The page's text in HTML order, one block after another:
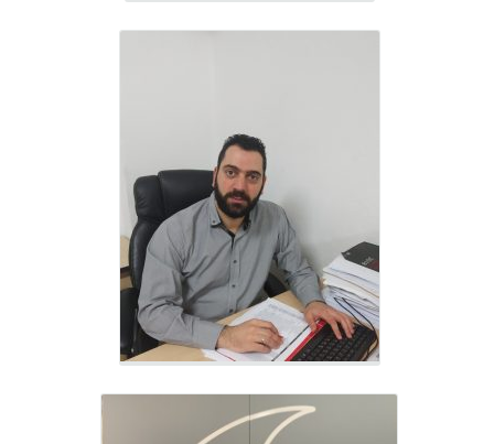
Παναγιώτης Αρβανίτης
Internet Solutions Specialist - VF303